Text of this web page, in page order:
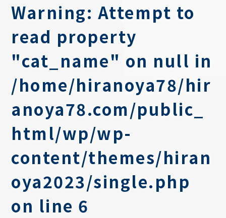
Warning: Attempt to
read property
"cat_name" on null in
/home/hiranoya78/hir
anoya78.com/public_
html/wp/wp-
content/themes/hiran
oya2023/single.php
on line 6